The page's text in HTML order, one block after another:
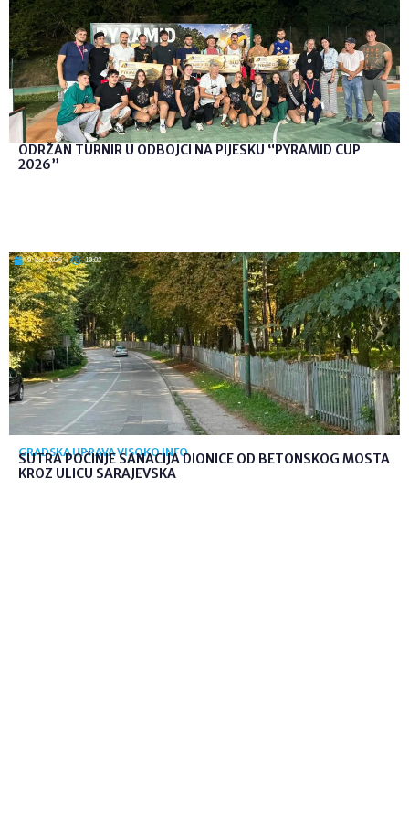
ODRŽAN TURNIR U ODBOJCI NA PIJESKU “PYRAMID CUP
2026”
9. kol. 2026 19:02
GRADSKA UPRAVA VISOKO INFO
SUTRA POČINJE SANACIJA DIONICE OD BETONSKOG MOSTA
KROZ ULICU SARAJEVSKA